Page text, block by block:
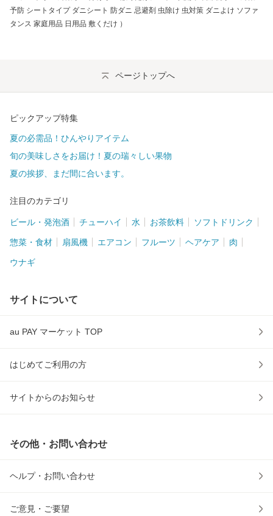
予防 シートタイプ ダニシート 防ダニ 忌避剤 虫除け 虫対策 ダニよけ ソファ
タンス 家庭用品 日用品 敷くだけ ）
ページトップへ
ピックアップ特集
夏の必需品！ひんやりアイテム
旬の美味しさをお届け！夏の瑞々しい果物
夏の挨拶、まだ間に合います。
注目のカテゴリ
ビール・発泡酒 チューハイ 水 お茶飲料 ソフトドリンク
惣菜・食材 扇風機 エアコン フルーツ ヘアケア 肉
ウナギ
サイトについて
au PAY マーケット TOP
はじめてご利用の方
サイトからのお知らせ
その他・お問い合わせ
ヘルプ・お問い合わせ
ご意見・ご要望